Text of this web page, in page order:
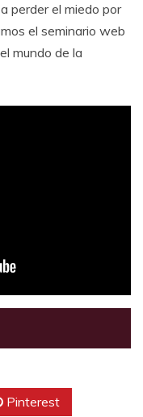
perder el miedo por
el seminario web
mundo de la
Pinterest